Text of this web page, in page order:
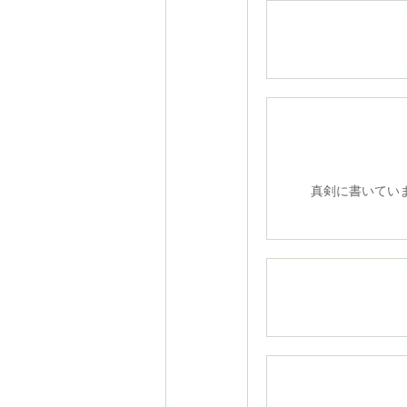
真剣に書いてい